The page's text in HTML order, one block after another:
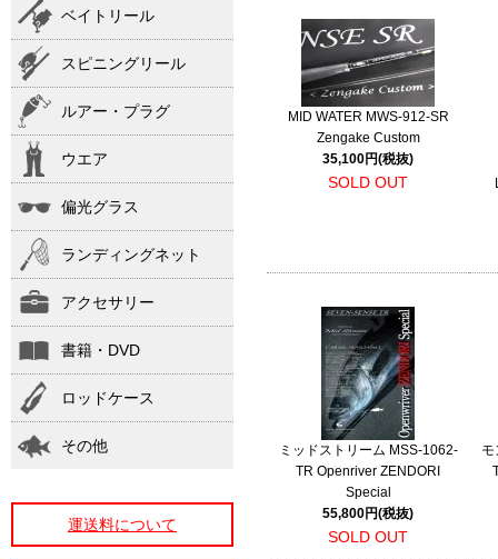
MID WATER MWS-912-SR
Zengake Custom
35,100円(税抜)
SOLD OUT
ミッドストリーム MSS-1062-
TR Openriver ZENDORI
Special
55,800円(税抜)
SOLD OUT
ベイトリール
スピニングリール
ルアー・プラグ
ウエア
偏光グラス
ランディングネット
アクセサリー
書籍・DVD
ロッドケース
その他
運送料について